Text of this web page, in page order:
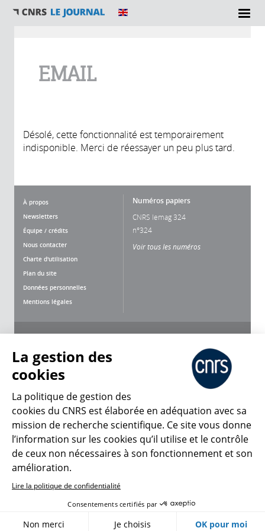
EMAIL
Désolé, cette fonctionnalité est temporairement
indisponible. Merci de réessayer un peu plus tard.
À propos
Newsletters
Équipe / crédits
Nous contacter
Charte d'utilisation
Plan du site
Données personnelles
Mentions légales
Numéros papiers
CNRS lemag 324
n°324
Voir tous les numéros
CNRS Le Mag
© 2026, CNRS
Créer un compte Se connecter
Gestion des cookies
La gestion des
cookies
La politique de gestion des
cookies du CNRS est élaborée en adéquation avec sa
mission de recherche scientifique. Ce site vous donne
l’information sur les cookies qu’il utilise et le contrôle
de ceux non nécessaires à son fonctionnement et son
amélioration.
Lire la politique de confidentialité
Consentements certifiés par
Non merci Je choisis OK pour moi